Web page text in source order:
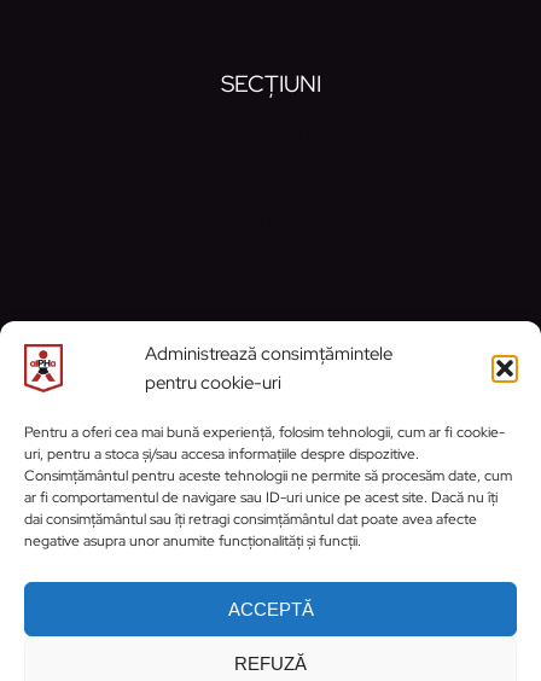
Administrează consimțămintele
pentru cookie-uri
Pentru a oferi cea mai bună experiență, folosim tehnologii, cum ar fi cookie-
uri, pentru a stoca și/sau accesa informațiile despre dispozitive.
Consimțământul pentru aceste tehnologii ne permite să procesăm date, cum
ar fi comportamentul de navigare sau ID-uri unice pe acest site. Dacă nu îți
dai consimțământul sau îți retragi consimțământul dat poate avea afecte
negative asupra unor anumite funcționalități și funcții.
ACCEPTĂ
REFUZĂ
SECȚIUNI
CONTACT
https://www.facebook.com/
https://www.instagram.com/
WhatsApp